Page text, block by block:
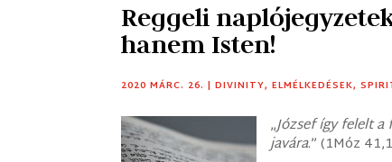
Reggeli
hanem Isten!
2020 MÁRC. 26. |DIVINITY,ELMÉLKEDÉSEK,
„József így felelt a
javára.” (1Móz